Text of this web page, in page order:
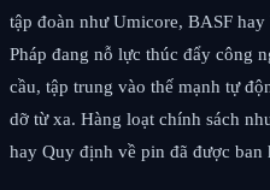
tập đoàn như Umicore, BASF
Pháp đang nỗ lực thúc đẩy công
cầu, tập trung vào thế mạnh tự
dỡ từ xa. Hàng loạt chính sách
hay Quy định về pin đã được ban